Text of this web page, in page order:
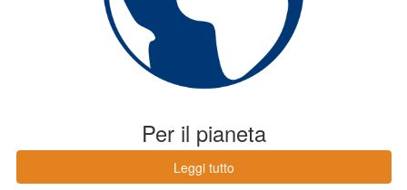
Per il pianeta
Leggi tutto